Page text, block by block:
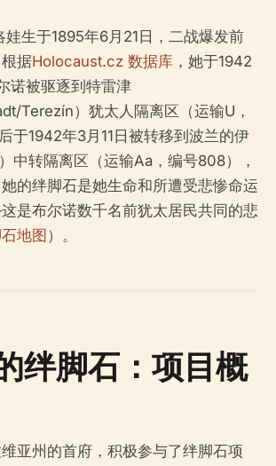
娃生于1895年6月21日，二战爆发前
据Holocaust.cz 数据库 ，她于1942
诺被驱逐到特雷津
Terezín）犹太人隔离区（运输U，
于1942年3月11日被转移到波兰的伊
中转隔离区（运输Aa，编号808），
的绊脚石是她生命和所遭受悲惨命运
是布尔诺数千名前犹太居民共同的悲
地图 ）。
绊脚石：项目概
亚州的首府，积极参与了绊脚石项